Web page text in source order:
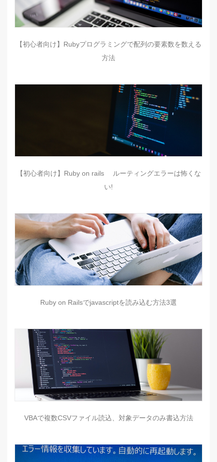
【初心者向け】Rubyプログラミングで配列の要素数を数える
方法
【初心者向け】Ruby on rails ルーティングエラーは怖くな
い!
Ruby on Railsでjavascriptを読み込む方法3選
VBAで複数CSVファイル読込、対象データのみ書込方法